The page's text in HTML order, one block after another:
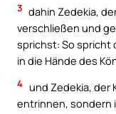
3 dahin Zedekia,
verschließen und
sprichst: So spricht
in die Hände des
4 und Zedekia, der
entrinnen, sondern